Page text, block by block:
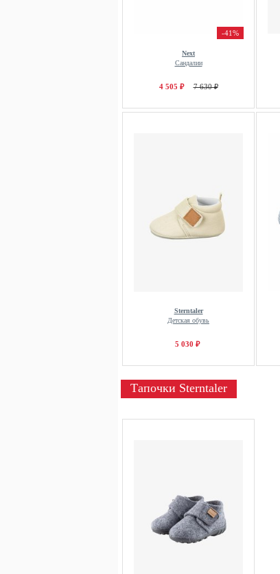
-41%
Next
Сандалии
4 505 ₽ 7 630 ₽
Sterntaler
Детская обувь
5 030 ₽
Тапочки Sterntaler